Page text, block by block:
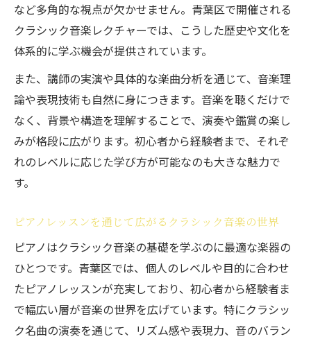
など多角的な視点が欠かせません。青葉区で開催される
クラシック音楽レクチャーでは、こうした歴史や文化を
体系的に学ぶ機会が提供されています。
また、講師の実演や具体的な楽曲分析を通じて、音楽理
論や表現技術も自然に身につきます。音楽を聴くだけで
なく、背景や構造を理解することで、演奏や鑑賞の楽し
みが格段に広がります。初心者から経験者まで、それぞ
れのレベルに応じた学び方が可能なのも大きな魅力で
す。
ピアノレッスンを通じて広がるクラシック音楽の世界
ピアノはクラシック音楽の基礎を学ぶのに最適な楽器の
ひとつです。青葉区では、個人のレベルや目的に合わせ
たピアノレッスンが充実しており、初心者から経験者ま
で幅広い層が音楽の世界を広げています。特にクラシッ
ク名曲の演奏を通じて、リズム感や表現力、音のバラン